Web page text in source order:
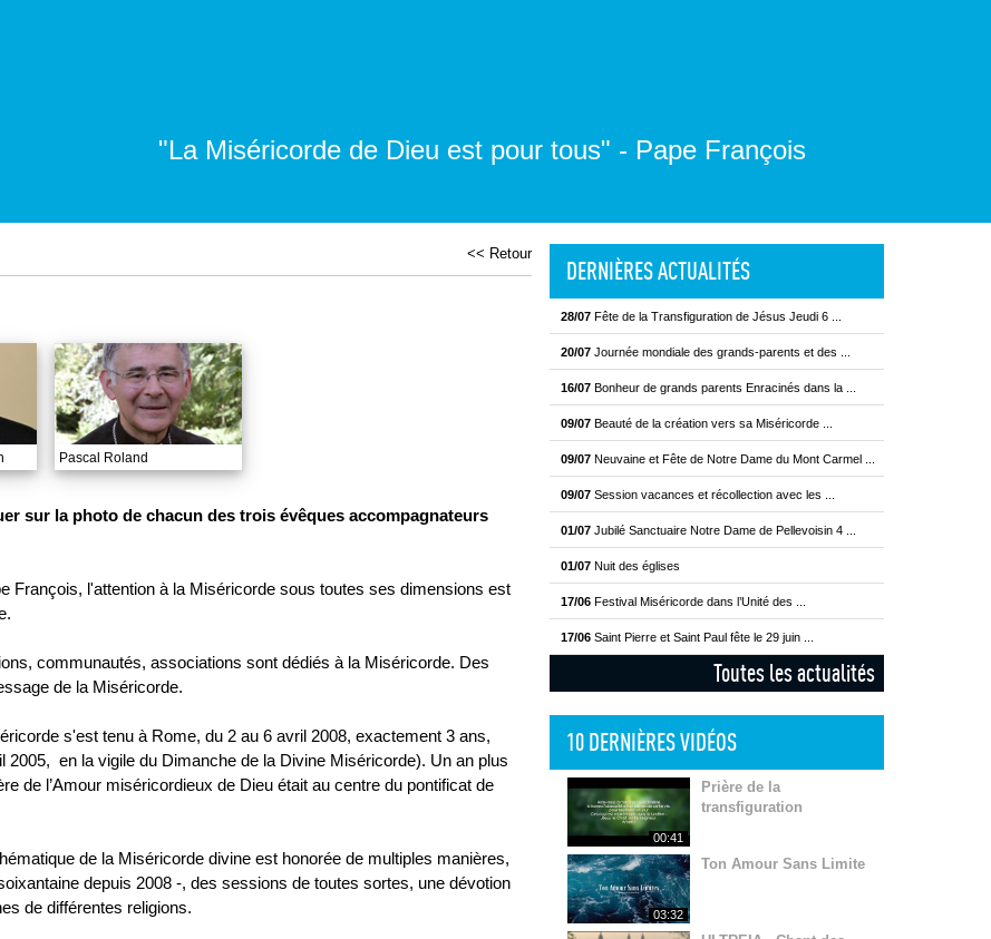
"La Miséricorde de Dieu est pour tous" - Pape François
<< Retour
Pascal Roland
sur la photo de chacun des trois évêques accompagnateurs
François, l'attention à la Miséricorde sous toutes ses dimensions est
communautés, associations sont dédiés à la Miséricorde. Des
de la Miséricorde.
s'est tenu à Rome, du 2 au 6 avril 2008, exactement 3 ans,
en la vigile du Dimanche de la Divine Miséricorde). Un an plus
de l’Amour miséricordieux de Dieu était au centre du pontificat de
de la Miséricorde divine est honorée de multiples manières,
depuis 2008 -, des sessions de toutes sortes, une dévotion
de différentes religions.
DERNIÈRES ACTUALITÉS
28/07 Fête de la Transfiguration de Jésus Jeudi 6 ...
20/07 Journée mondiale des grands-parents et des ...
16/07 Bonheur de grands parents Enracinés dans la ...
09/07 Beauté de la création vers sa Miséricorde ...
09/07 Neuvaine et Fête de Notre Dame du Mont Carmel ...
09/07 Session vacances et récollection avec les ...
01/07 Jubilé Sanctuaire Notre Dame de Pellevoisin 4 ...
01/07 Nuit des églises
17/06 Festival Miséricorde dans l’Unité des ...
17/06 Saint Pierre et Saint Paul fête le 29 juin ...
Toutes les actualités
10 DERNIÈRES VIDÉOS
00:41
Prière de la
transfiguration
03:32
Ton Amour Sans Limite